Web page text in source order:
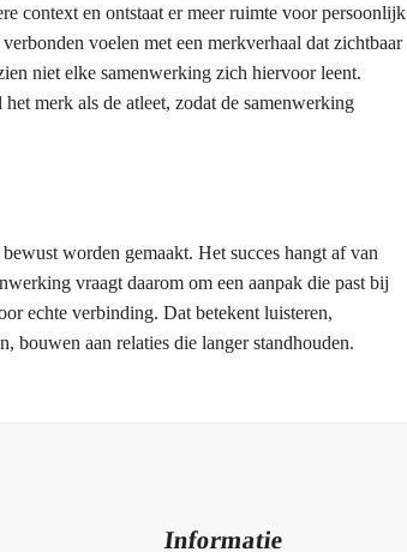
context en ontstaat er meer ruimte voor persoonlijk
voelen met een merkverhaal dat zichtbaar
niet elke samenwerking zich hiervoor leent.
merk als de atleet, zodat de samenwerking
worden gemaakt. Het succes hangt af van
vraagt daarom om een aanpak die past bij
echte verbinding. Dat betekent luisteren,
bouwen aan relaties die langer standhouden.
Informatie